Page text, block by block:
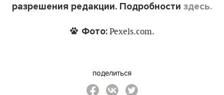
разрешения редакции. Подробности здесь.
Фото:Pexels.com.
поделиться